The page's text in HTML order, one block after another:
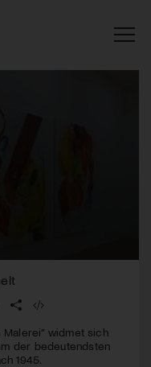
Malerei” widmet sich
der bedeutendsten
1945.
oder
Zugang zu